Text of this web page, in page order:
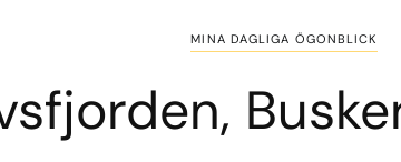
MINA DAGLIGA ÖGONBLICK